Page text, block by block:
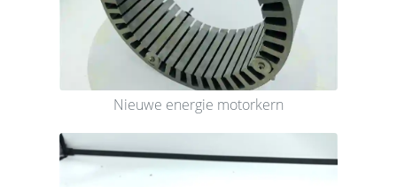
Nieuwe energie motorkern